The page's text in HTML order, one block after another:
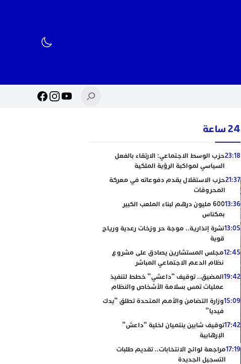
24 ساعة
23:18حزب الوسط الاجتماعي: الارتقاء بالفعل
السياسي لمواكبة الرؤية الملكية
21:37حزب الاستقلال يقدم دفوعاته في معركة
المحروقات
13:36
600 مليون درهم لبناء الملعب الكبير
بمكناس
13:05نشرة إنذارية.. موجة حر وزخات رعدية ورياح
قوية
12:45مجلس المستشارين يصادق على مشروع
نظام الدعم الاجتماعي المباشر
19:42المضيق.. توقيف “داعشي” خطط لتنفيذ
عمليات تمس بسلامة الأشخاص والنظام
15:09وزارة التضامن والأمم المتحدة تطلق “يدك
فيديا”
17:42توقيف شابين ينتميان لخلية “داعش”
الإرهابية
17:19مراجعة لوائح الانتخابات.. تقديم طلبات
التسجيل الجديدة